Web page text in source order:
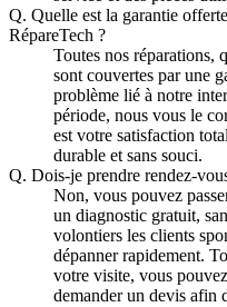
Q. Quelle est la garantie
RépareTech ?
Toutes nos réparations,
sont couvertes par une
problème lié à notre
période, nous vous le
est votre satisfaction
durable et sans souci.
Q. Dois-je prendre rendez-
Non, vous pouvez
un diagnostic gratuit,
volontiers les clients
dépanner rapidement.
votre visite, vous
demander un devis afin